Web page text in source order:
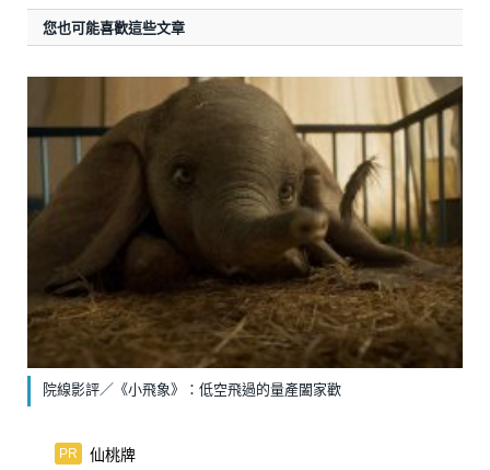
您也可能喜歡這些文章
院線影評／《小飛象》：低空飛過的量產闔家歡
PR 仙桃牌